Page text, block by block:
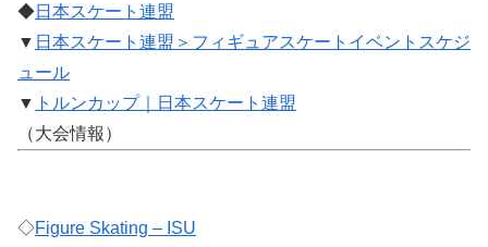
◆日本スケート連盟
▼ 日本スケート連盟＞フィギュアスケートイベントスケジ
ュール
▼ トルンカップ｜日本スケート連盟
（大会情報）
◇Figure Skating – ISU